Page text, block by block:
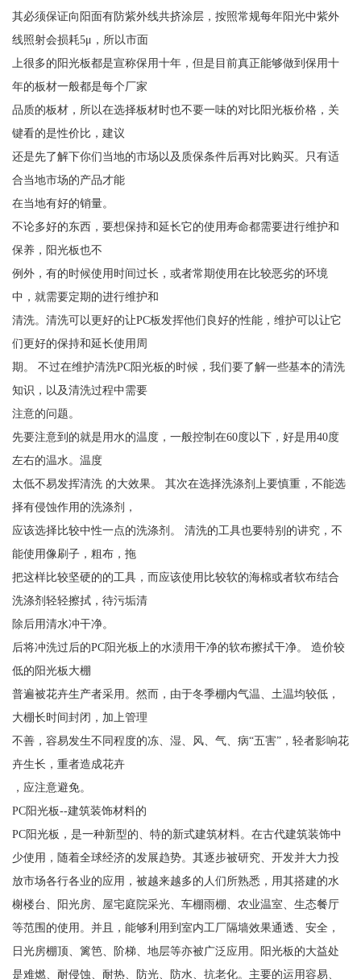
其必须保证向阳面有防紫外线共挤涂层，按照常规每年阳光中紫外
线照射会损耗5μ，所以市面
上很多的阳光板都是宣称保用十年，但是目前真正能够做到保用十
年的板材一般都是每个厂家
品质的板材，所以在选择板材时也不要一味的对比阳光板价格，关
键看的是性价比，建议
还是先了解下你们当地的市场以及质保条件后再对比购买。只有适
合当地市场的产品才能
在当地有好的销量。
不论多好的东西，要想保持和延长它的使用寿命都需要进行维护和
保养，阳光板也不
例外，有的时候使用时间过长，或者常期使用在比较恶劣的环境
中，就需要定期的进行维护和
清洗。清洗可以更好的让PC板发挥他们良好的性能，维护可以让它
们更好的保持和延长使用周
期。 不过在维护清洗PC阳光板的时候，我们要了解一些基本的清洗
知识，以及清洗过程中需要
注意的问题。
先要注意到的就是用水的温度，一般控制在60度以下，好是用40度
左右的温水。温度
太低不易发挥清洗 的大效果。 其次在选择洗涤剂上要慎重，不能选
择有侵蚀作用的洗涤剂，
应该选择比较中性一点的洗涤剂。 清洗的工具也要特别的讲究，不
能使用像刷子，粗布，拖
把这样比较坚硬的的工具，而应该使用比较软的海棉或者软布结合
洗涤剂轻轻擦拭，待污垢清
除后用清水冲干净。
后将冲洗过后的PC阳光板上的水渍用干净的软布擦拭干净。 造价较
低的阳光板大棚
普遍被花卉生产者采用。然而，由于冬季棚内气温、土温均较低，
大棚长时间封闭，加上管理
不善，容易发生不同程度的冻、湿、风、气、病“五害”，轻者影响花
卉生长，重者造成花卉
，应注意避免。
PC阳光板--建筑装饰材料的
PC阳光板，是一种新型的、特的新式建筑材料。在古代建筑装饰中
少使用，随着全球经济的发展趋势。其逐步被研究、开发并大力投
放市场各行各业的应用，被越来越多的人们所熟悉，用其搭建的水
榭楼台、阳光房、屋宅庭院采光、车棚雨棚、农业温室、生态餐厅
等范围的使用。并且，能够利用到室内工厂隔墙效果通透、安全，
日光房棚顶、篱笆、阶梯、地层等亦被广泛应用。阳光板的大益处
是难燃、耐侵蚀、耐热、防光、防水、抗老化。主要的运用容易、